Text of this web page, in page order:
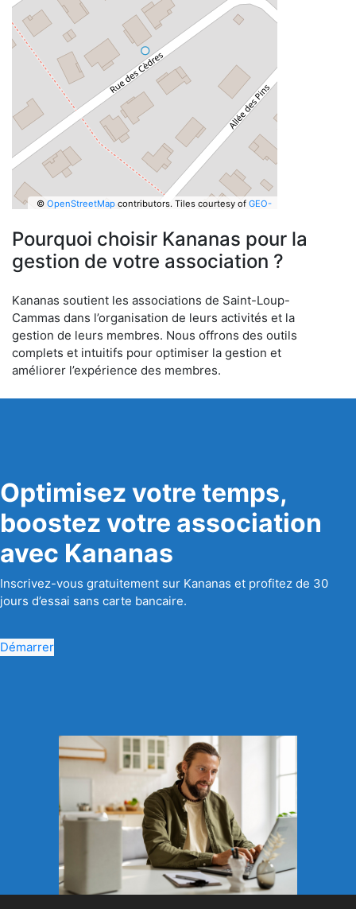
© OpenStreetMapcontributors. Tiles courtesy of GEO-
Pourquoi choisir Kananas pour la
gestion de votre association ?
Kananas soutient les associations de Saint-Loup-
Cammas dans l’organisation de leurs activités et la
gestion de leurs membres. Nous offrons des outils
complets et intuitifs pour optimiser la gestion et
améliorer l’expérience des membres.
Optimisez votre temps,
boostez votre association
avec Kananas
Inscrivez-vous gratuitement sur Kananas et profitez de 30
jours d’essai sans carte bancaire.
Démarrer